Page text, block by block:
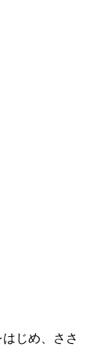
じめ、ささ